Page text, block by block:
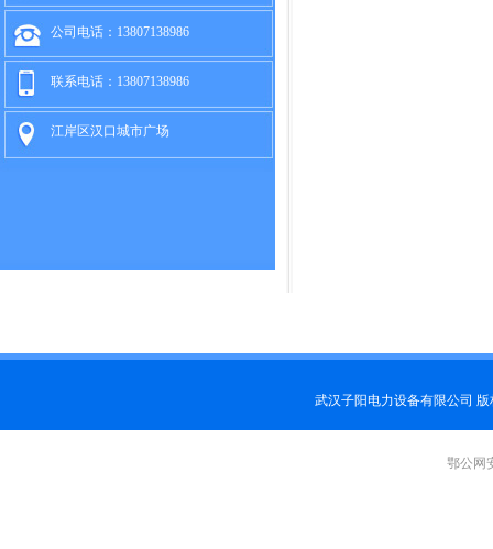
公司电话：13807138986
联系电话：13807138986
江岸区汉口城市广场
武汉子阳电力设备有限公司
鄂公网